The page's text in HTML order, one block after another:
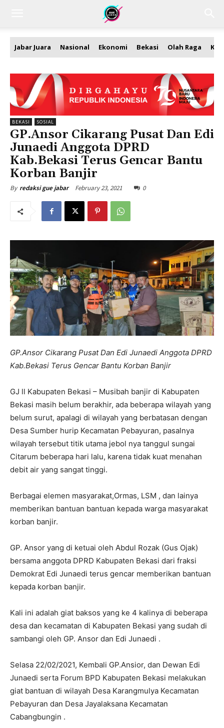
Jabar Juara Nasional Ekonomi Bekasi Olah Raga
BEKASI SOSIAL
GP.Ansor Cikarang Pusat Dan Edi
Junaedi Anggota DPRD
Kab.Bekasi Terus Gencar Bantu
Korban Banjir
By redaksi gue jabar February 23, 2021 0
GP.Ansor Cikarang Pusat Dan Edi Junaedi Anggota DPRD
Kab.Bekasi Terus Gencar Bantu Korban Banjir
GJ ll Kabupaten Bekasi – Musibah banjir di Kabupaten
Bekasi masih belum berakhir, ada beberapa wilayah yang
belum surut, apalagi di wilayah yang berbatasan dengan
Desa Sumber hurip Kecamatan Pebayuran, pasalnya
wilayah tersebut titik utama jebol nya tanggul sungai
Citarum beberapa hari lalu, karena tidak kuat menahan
debit air yang sangat tinggi.
Berbagai elemen masyarakat,Ormas, LSM , dan lainya
memberikan bantuan bantuan kepada warga masyarakat
korban banjir.
GP. Ansor yang di ketuai oleh Abdul Rozak (Gus Ojak)
bersama anggota DPRD Kabupaten Bekasi dari fraksi
Demokrat Edi Junaedi terus gencar memberikan bantuan
kepada korban banjir.
Kali ini adalah giat baksos yang ke 4 kalinya di beberapa
desa dan kecamatan di Kabupaten Bekasi yang sudah di
sambangi oleh GP. Ansor dan Edi Junaedi .
Selasa 22/02/2021, Kembali GP.Ansior, dan Dewan Edi
Junaedi serta Forum BPD Kabupaten Bekasi melakukan
giat bantuan di wilayah Desa Karangmulya Kecamatan
Pebayuran dan Desa Jayalaksana Kecamatan
Cabangbungin .